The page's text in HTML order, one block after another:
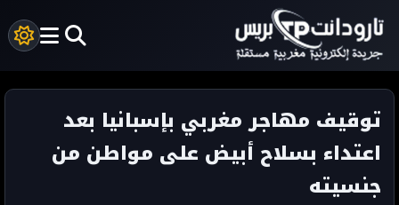
توقيف مهاجر مغربي بإسبانيا بعد
اعتداء بسلاح أبيض على مواطن من
جنسيته